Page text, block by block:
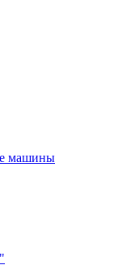
машины